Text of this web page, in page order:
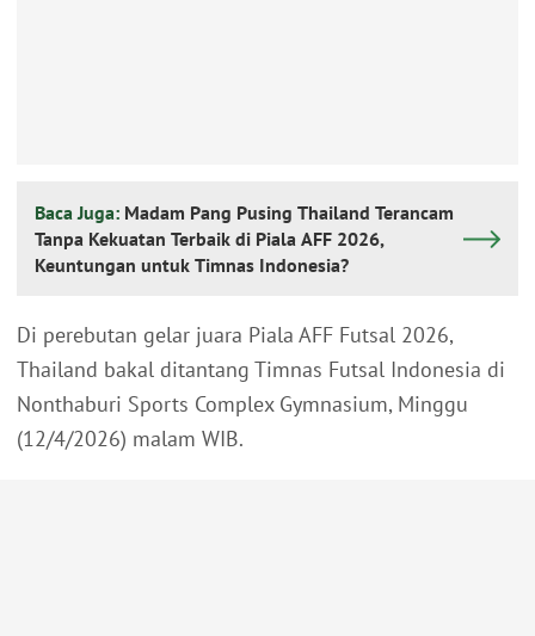
Baca Juga: Madam Pang Pusing Thailand Terancam
Tanpa Kekuatan Terbaik di Piala AFF 2026,
Keuntungan untuk Timnas Indonesia?
Di perebutan gelar juara Piala AFF Futsal 2026,
Thailand bakal ditantang Timnas Futsal Indonesia di
Nonthaburi Sports Complex Gymnasium, Minggu
(12/4/2026) malam WIB.